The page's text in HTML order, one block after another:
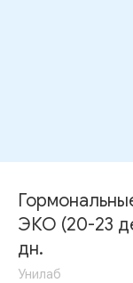
ЭКО (20-23
дн.
Унилаб